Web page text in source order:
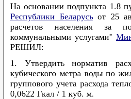
На основании подпункта 1.8
Республики Беларусьот 25
расчетов населения за
коммунальными услугами"
РЕШИЛ:
1. Утвердить норматив
кубического метра воды по
группового учета расхода
0,0622 Гкал / 1 куб. м.